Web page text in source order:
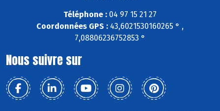
Téléphone : 04 97 15 21 27
Coordonnées GPS : 43,6021530160265 ° ,
7,08806236752853 °
Nous suivre sur